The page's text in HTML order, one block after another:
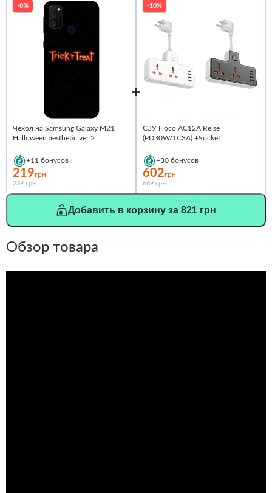
-8%
Чехол на Samsung Galaxy M21
Halloween aesthetic ver.2
+11 бонусов
219грн
239 грн
-10%
СЗУ Hoco AC12A Reise
(PD30W/1C3A) +Socket
+30 бонусов
602грн
669 грн
Добавить в корзину за 821 грн
Обзор товара